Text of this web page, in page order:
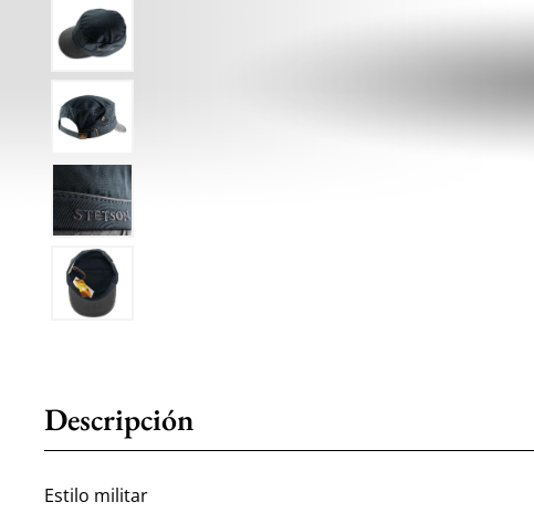
Descripción
Estilo militar